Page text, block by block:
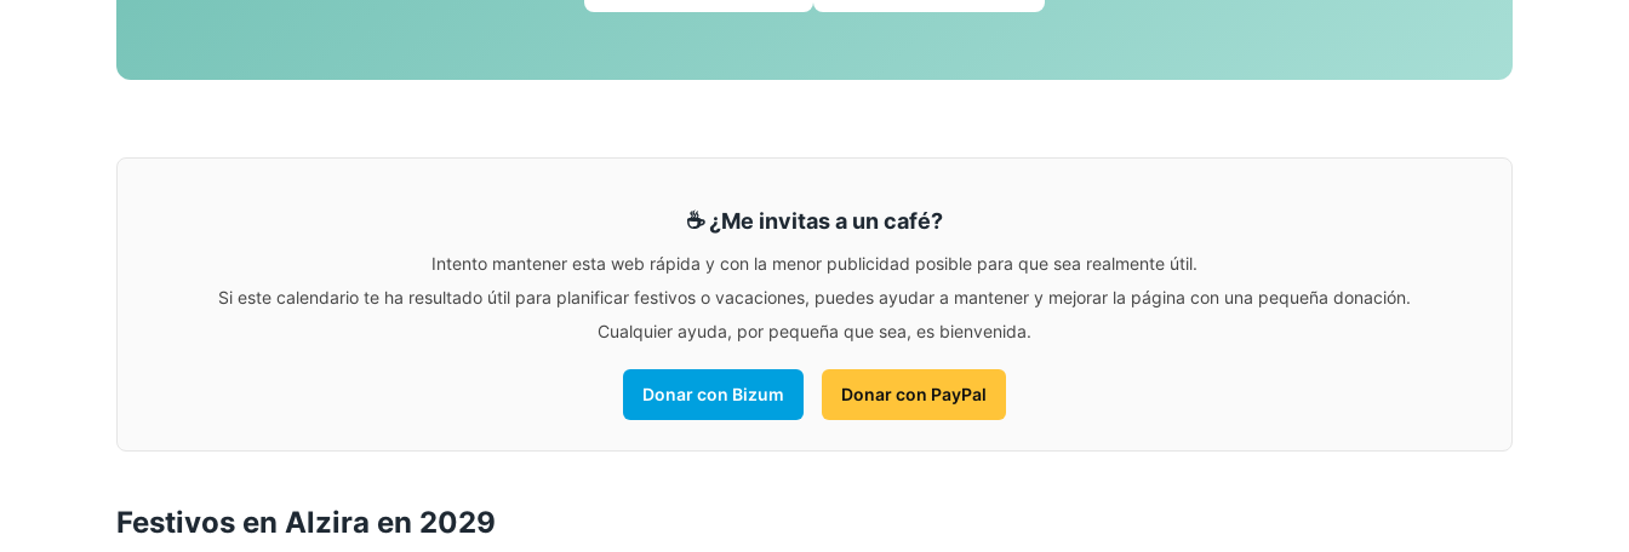
☕ ¿Me invitas a un café?
Intento mantener esta web rápida y con la menor publicidad posible para que sea realmente útil.
Si este calendario te ha resultado útil para planificar festivos o vacaciones, puedes ayudar a mantener y mejorar la página con una pequeña donación.
Cualquier ayuda, por pequeña que sea, es bienvenida.
Donar con Bizum Donar con PayPal
Festivos en Alzira en 2029